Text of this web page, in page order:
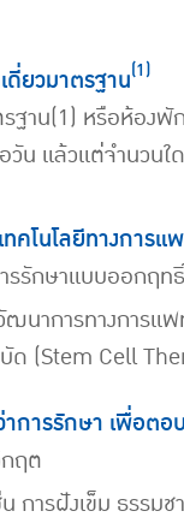
ยวมาตรฐาน(1)
าน(1) หรือห้องพั
น แล้วแต่จำนวนใ
คโนโลยีทางการ
รรักษาแบบออกฤท
นาการทางการแ
(Stem Cell
การรักษา เพื่อต
ฤต
การฝังเข็ม ธรร